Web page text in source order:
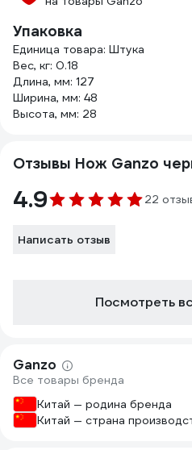
Упаковка
Единица товара: Штука
Вес, кг: 0.18
Длина, мм: 127
Ширина, мм: 48
Высота, мм: 28
Отзывы Нож Ganzo
4.9 22
Написать отзыв
Посмотреть
Ganzo
Все товары бренда
Китай — родина бренда
Китай — страна